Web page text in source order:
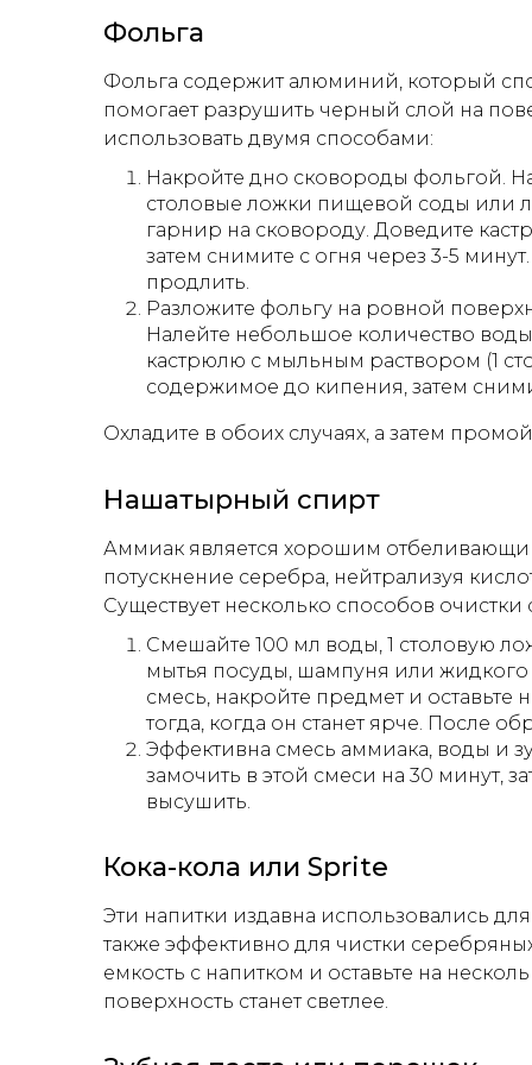
Фольга
Фольга содержит алюминий, который
помогает разрушить черный слой на
использовать двумя способами:
Накройте дно сковороды фольгой.
столовые ложки пищевой соды или
гарнир на сковороду. Доведите
затем снимите с огня через 3-5
продлить.
Разложите фольгу на ровной
Налейте небольшое количество
кастрюлю с мыльным раствором (1
содержимое до кипения, затем
Охладите в обоих случаях, а затем
Нашатырный спирт
Аммиак является хорошим
потускнение серебра, нейтрализуя
Существует несколько способов
Смешайте 100 мл воды, 1 столовую
мытья посуды, шампуня или
смесь, накройте предмет и оставьте
тогда, когда он станет ярче. После
Эффективна смесь аммиака, воды и
замочить в этой смеси на 30 минут,
высушить.
Кока-кола или Sprite
Эти напитки издавна использовались
также эффективно для чистки
емкость с напитком и оставьте на
поверхность станет светлее.